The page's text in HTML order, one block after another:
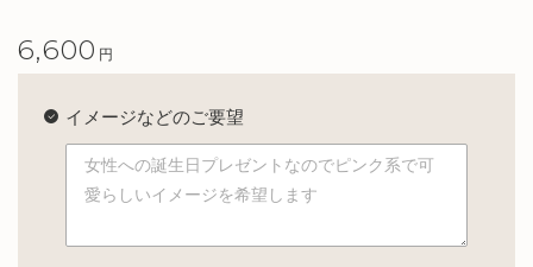
6,600 円
イメージなどのご要望